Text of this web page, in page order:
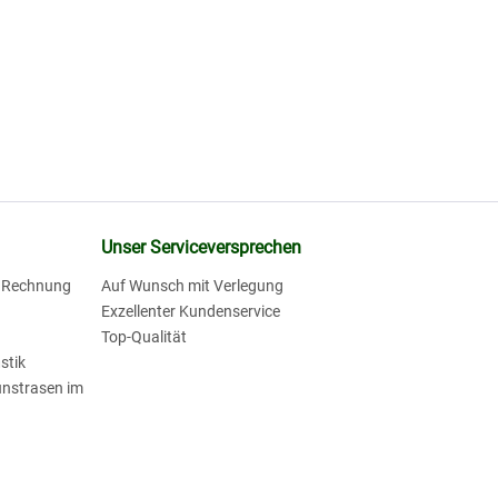
im
Unser Serviceversprechen
Auf Wunsch mit Verlegung
Exzellenter Kundenservice
Top-Qualität